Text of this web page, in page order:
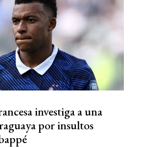
investiga a una
por insultos